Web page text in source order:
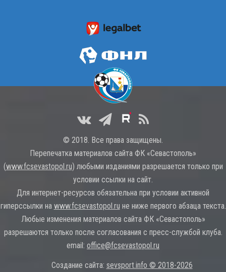
© 2018. Все права защищены.
Перепечатка материалов сайта ФК «Севастополь»
(www.fcsevastopol.ru) любыми изданиями разрешается только при
условии ссылки на сайт.
Для интернет-ресурсов обязательна при условии активной
гиперссылки на www.fcsevastopol.ru не ниже первого абзаца текста.
Любые изменения материалов сайта ФК «Севастополь»
разрешаются только после согласования с пресс-службой клуба.
email: office@fcsevastopol.ru
Создание сайта: sevsport.info © 2018-2026